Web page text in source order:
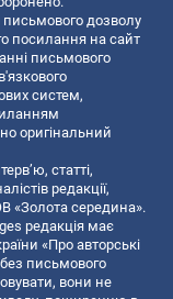
дозволу
посилання на сайт
письмового
систем,
оригінальний
статті,
редакції,
«Золота середина».
редакція має
«Про авторські
письмового
вони не